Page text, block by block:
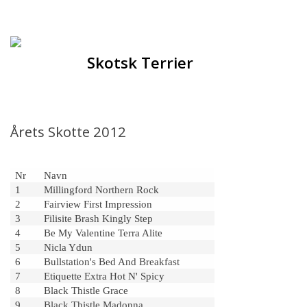
Hjem
Opdrættere
Sundhed
Racegruppen
Udstilling
Skotsk Terrier
Årets Skotte 2012
Nr
Navn
1
Millingford Northern Rock
2
Fairview First Impression
3
Filisite Brash Kingly Step
4
Be My Valentine Terra Alite
5
Nicla Ydun
6
Bullstation's Bed And Breakfast
7
Etiquette Extra Hot N' Spicy
8
Black Thistle Grace
9
Black Thistle Madonna